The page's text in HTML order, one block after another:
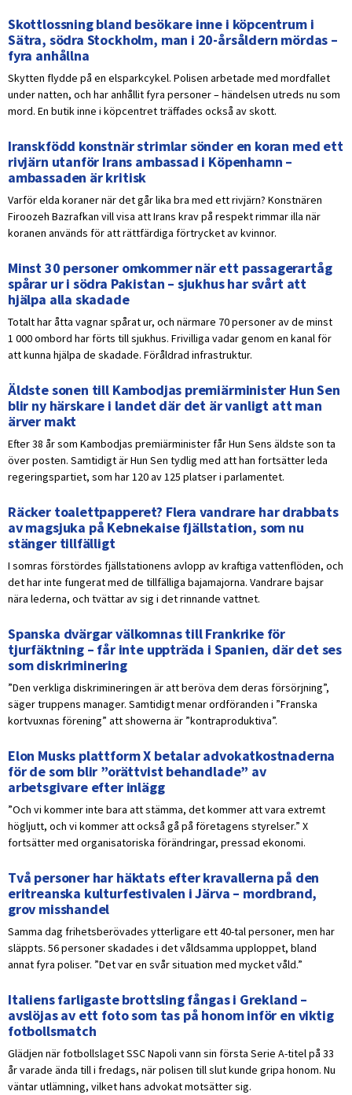
Skottlossning bland besökare inne i köpcentrum i
Sätra, södra Stockholm, man i 20-årsåldern mördas –
fyra anhållna
Skytten flydde på en elsparkcykel. Polisen arbetade med mordfallet
under natten, och har anhållit fyra personer – händelsen utreds nu som
mord. En butik inne i köpcentret träffades också av skott.
Iranskfödd konstnär strimlar sönder en koran med ett
rivjärn utanför Irans ambassad i Köpenhamn –
ambassaden är kritisk
Varför elda koraner när det går lika bra med ett rivjärn? Konstnären
Firoozeh Bazrafkan vill visa att Irans krav på respekt rimmar illa när
koranen används för att rättfärdiga förtrycket av kvinnor.
Minst 30 personer omkommer när ett passagerartåg
spårar ur i södra Pakistan – sjukhus har svårt att
hjälpa alla skadade
Totalt har åtta vagnar spårat ur, och närmare 70 personer av de minst
1 000 ombord har förts till sjukhus. Frivilliga vadar genom en kanal för
att kunna hjälpa de skadade. Föråldrad infrastruktur.
Äldste sonen till Kambodjas premiärminister Hun Sen
blir ny härskare i landet där det är vanligt att man
ärver makt
Efter 38 år som Kambodjas premiärminister får Hun Sens äldste son ta
över posten. Samtidigt är Hun Sen tydlig med att han fortsätter leda
regeringspartiet, som har 120 av 125 platser i parlamentet.
Räcker toalettpapperet? Flera vandrare har drabbats
av magsjuka på Kebnekaise fjällstation, som nu
stänger tillfälligt
I somras förstördes fjällstationens avlopp av kraftiga vattenflöden, och
det har inte fungerat med de tillfälliga bajamajorna. Vandrare bajsar
nära lederna, och tvättar av sig i det rinnande vattnet.
Spanska dvärgar välkomnas till Frankrike för
tjurfäktning – får inte uppträda i Spanien, där det ses
som diskriminering
”Den verkliga diskrimineringen är att beröva dem deras försörjning”,
säger truppens manager. Samtidigt menar ordföranden i ”Franska
kortvuxnas förening” att showerna är ”kontraproduktiva”.
Elon Musks plattform X betalar advokatkostnaderna
för de som blir ”orättvist behandlade” av
arbetsgivare efter inlägg
”Och vi kommer inte bara att stämma, det kommer att vara extremt
högljutt, och vi kommer att också gå på företagens styrelser.” X
fortsätter med organisatoriska förändringar, pressad ekonomi.
Två personer har häktats efter kravallerna på den
eritreanska kulturfestivalen i Järva – mordbrand,
grov misshandel
Samma dag frihetsberövades ytterligare ett 40-tal personer, men har
släppts. 56 personer skadades i det våldsamma upploppet, bland
annat fyra poliser. ”Det var en svår situation med mycket våld.”
Italiens farligaste brottsling fångas i Grekland –
avslöjas av ett foto som tas på honom inför en viktig
fotbollsmatch
Glädjen när fotbollslaget SSC Napoli vann sin första Serie A-titel på 33
år varade ända till i fredags, när polisen till slut kunde gripa honom. Nu
väntar utlämning, vilket hans advokat motsätter sig.